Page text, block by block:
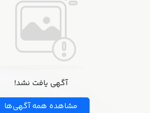
آگهی یافت نشد!
مشاهده همه آگهی‌ها